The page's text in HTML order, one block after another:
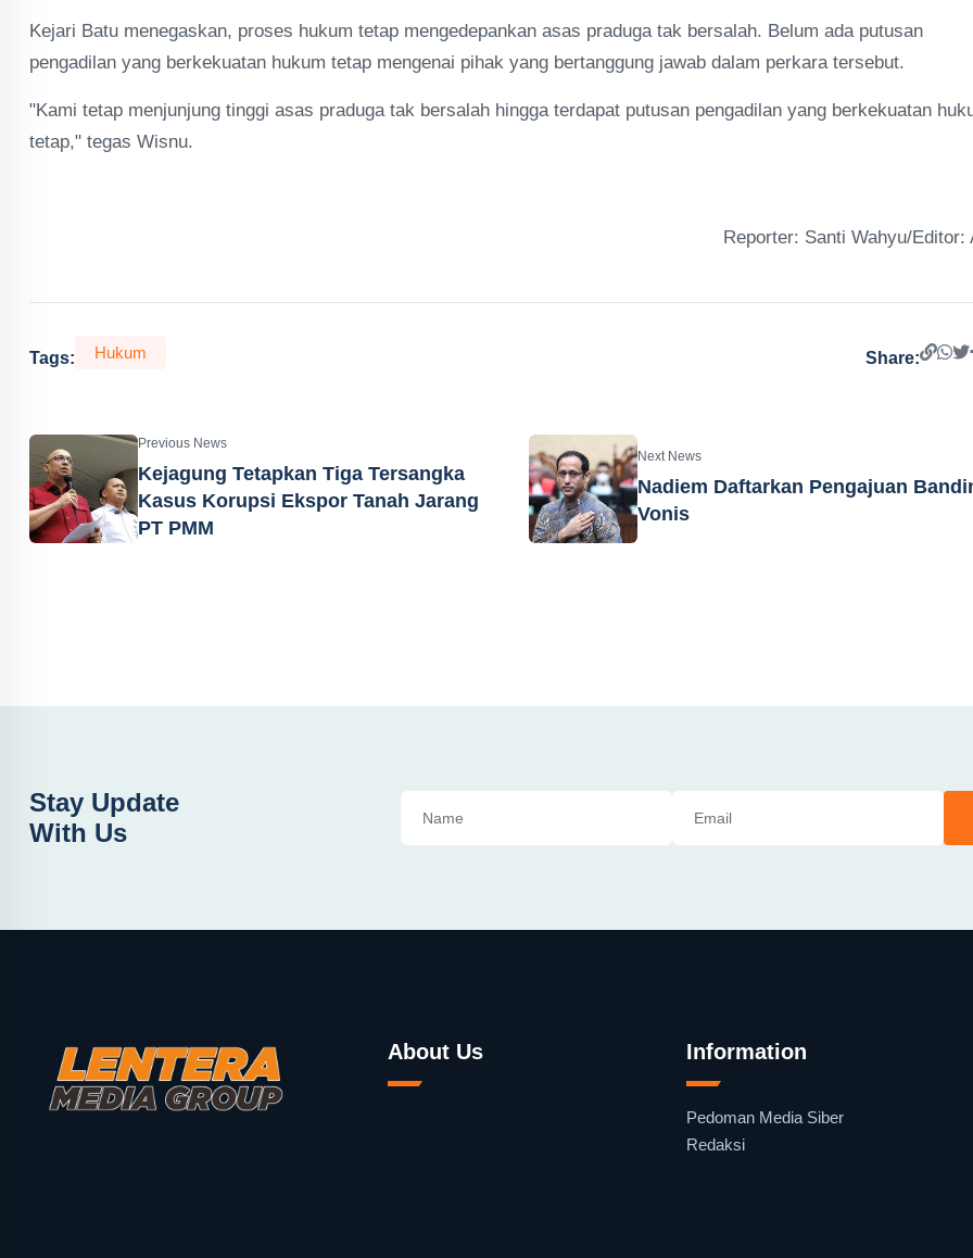
Kejari Batu menegaskan, proses hukum tetap mengedepankan asas praduga tak bersalah. Belum ada putusan
pengadilan yang berkekuatan hukum tetap mengenai pihak yang bertanggung jawab dalam perkara tersebut.
"Kami tetap menjunjung tinggi asas praduga tak bersalah hingga terdapat putusan pengadilan yang berkekuatan
tetap," tegas Wisnu.
Reporter: Santi Wahyu/Editor:
Tags: Hukum Share:
Previous News
Kejagung Tetapkan Tiga Tersangka
Kasus Korupsi Ekspor Tanah Jarang
PT PMM
Next News
Nadiem Daftarkan Pengajuan
Vonis
Stay Update
With Us
About Us Information
Pedoman Media Siber
Redaksi